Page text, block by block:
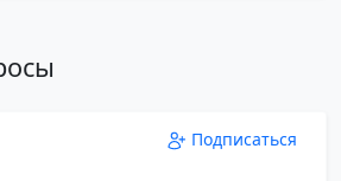
Подписаться